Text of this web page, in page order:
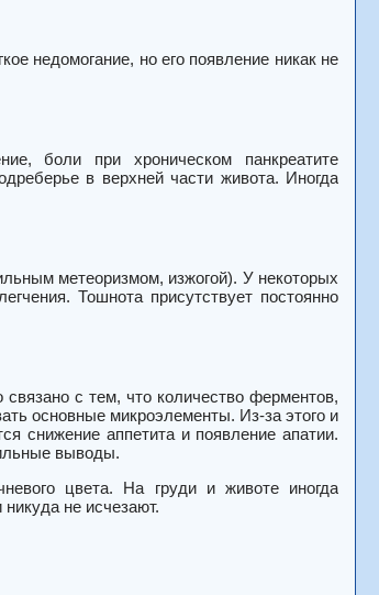
недомогание, но его появление никак не
боли при хроническом панкреатите
в верхней части живота. Иногда
метеоризмом, изжогой). У некоторых
Тошнота присутствует постоянно
связано с тем, что количество ферментов,
основные микроэлементы. Из-за этого и
снижение аппетита и появление апатии.
выводы.
цвета. На груди и животе иногда
не исчезают.